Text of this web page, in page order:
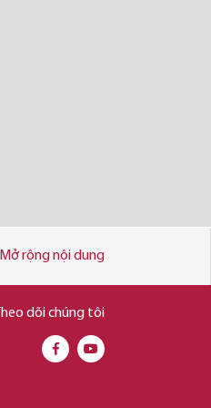
Mở rộng nội dung
Theo dõi chúng tôi